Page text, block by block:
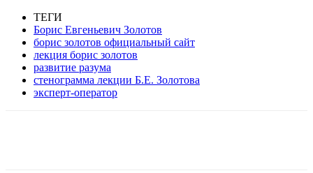
ТЕГИ
Борис Евгеньевич Золотов
борис золотов официальный сайт
лекция борис золотов
развитие разума
стенограмма лекции Б.Е. Золотова
эксперт-оператор